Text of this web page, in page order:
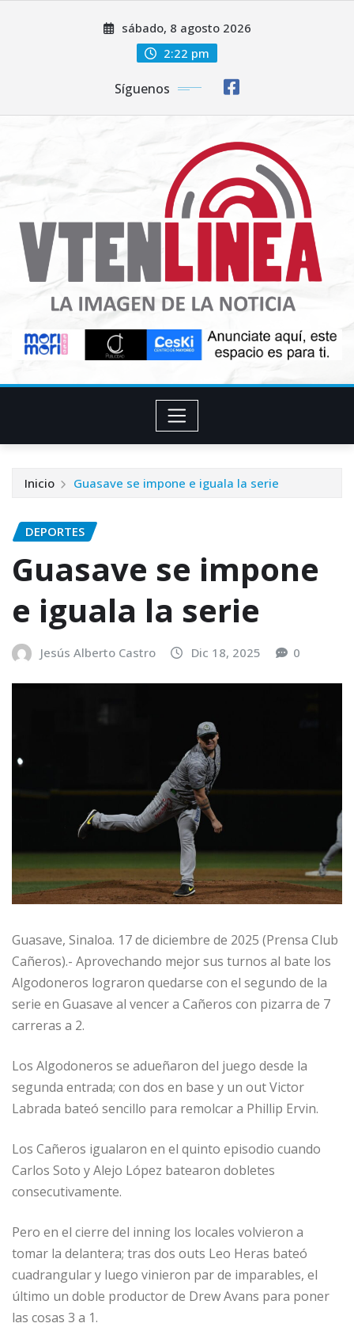
sábado, 8 agosto 2026
2:22 pm
Síguenos
Inicio Guasave se impone e iguala la serie
DEPORTES
Guasave se impone
e iguala la serie
Jesús Alberto Castro Dic 18, 2025 0
Guasave, Sinaloa. 17 de diciembre de 2025 (Prensa Club
Cañeros).- Aprovechando mejor sus turnos al bate los
Algodoneros lograron quedarse con el segundo de la
serie en Guasave al vencer a Cañeros con pizarra de 7
carreras a 2.
Los Algodoneros se adueñaron del juego desde la
segunda entrada; con dos en base y un out Victor
Labrada bateó sencillo para remolcar a Phillip Ervin.
Los Cañeros igualaron en el quinto episodio cuando
Carlos Soto y Alejo López batearon dobletes
consecutivamente.
Pero en el cierre del inning los locales volvieron a
tomar la delantera; tras dos outs Leo Heras bateó
cuadrangular y luego vinieron par de imparables, el
último un doble productor de Drew Avans para poner
las cosas 3 a 1.